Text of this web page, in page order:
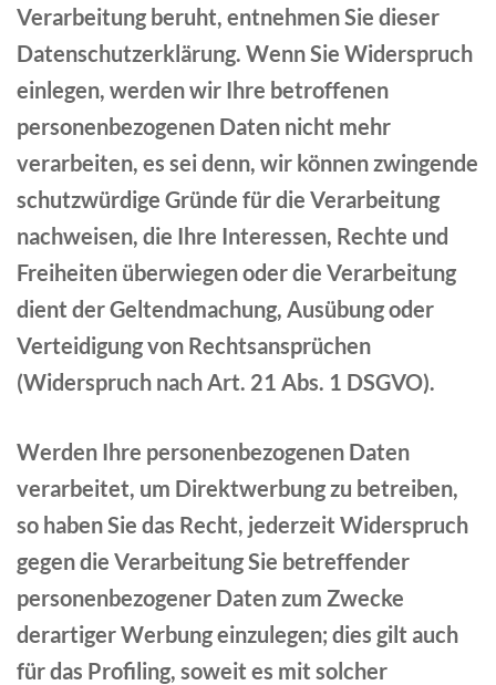
Verarbeitung beruht, entnehmen Sie dieser
Datenschutzerklärung. Wenn Sie Widerspruch
einlegen, werden wir Ihre betroffenen
personenbezogenen Daten nicht mehr
verarbeiten, es sei denn, wir können zwingende
schutzwürdige Gründe für die Verarbeitung
nachweisen, die Ihre Interessen, Rechte und
Freiheiten überwiegen oder die Verarbeitung
dient der Geltendmachung, Ausübung oder
Verteidigung von Rechtsansprüchen
(Widerspruch nach Art. 21 Abs. 1 DSGVO).
Werden Ihre personenbezogenen Daten
verarbeitet, um Direktwerbung zu betreiben,
so haben Sie das Recht, jederzeit Widerspruch
gegen die Verarbeitung Sie betreffender
personenbezogener Daten zum Zwecke
derartiger Werbung einzulegen; dies gilt auch
für das Profiling, soweit es mit solcher